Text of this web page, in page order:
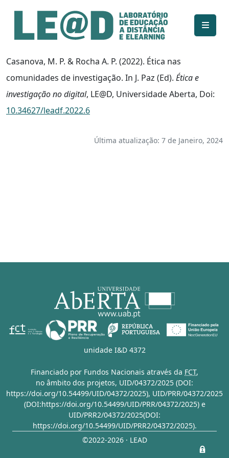
Ir para o conteúdo principal
Informações de acessibilidade
Mapa do site
Casanova, M. P. & Rocha A. P. (2022). Ética nas
comunidades de investigação. In J. Paz (Ed). Ética e
investigação no digital, LE@D, Universidade Aberta, Doi:
10.34627/leadf.2022.6
Última atualização: 7 de Janeiro, 2024
unidade I&D 4372
Financiado por Fundos Nacionais através da FCT,
no âmbito dos projetos, UID/04372/2025 (DOI:
https://doi.org/10.54499/UID/04372/2025), UID/PRR/04372/2025
(DOI:https://doi.org/10.54499/UID/PRR/04372/2025)e
UID/PRR2/04372/2025(DOI:
https://doi.org/10.54499/UID/PRR2/04372/2025).
©2022-2026 · LEAD